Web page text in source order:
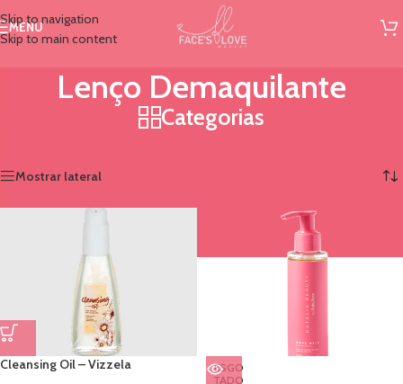
Skip to navigation
Skip to main content
MENU
Lenço Demaquilante
Categorias
Mostrar lateral
Cleansing Oil – Vizzela
ESGO
TADO